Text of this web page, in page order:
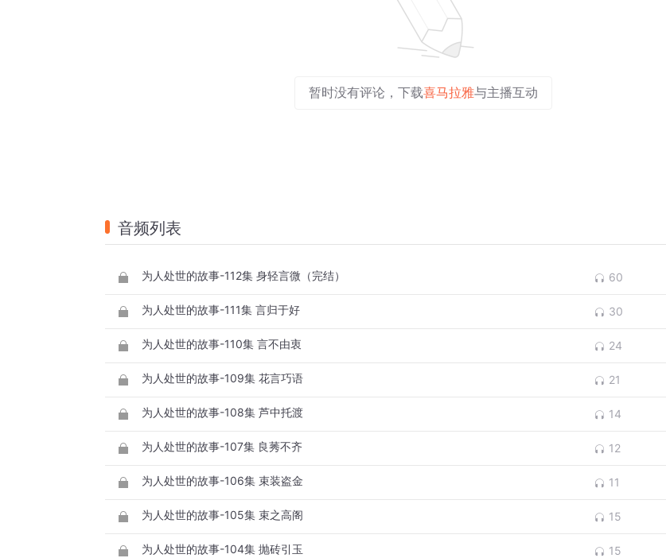
暂时没有评论，下载喜马拉雅与主播互动
音频列表
为人处世的故事-112集 身轻言微（完结） 60
为人处世的故事-111集 言归于好 30
为人处世的故事-110集 言不由衷 24
为人处世的故事-109集 花言巧语 21
为人处世的故事-108集 芦中托渡 14
为人处世的故事-107集 良莠不齐 12
为人处世的故事-106集 束装盗金 11
为人处世的故事-105集 束之高阁 15
为人处世的故事-104集 抛砖引玉 15